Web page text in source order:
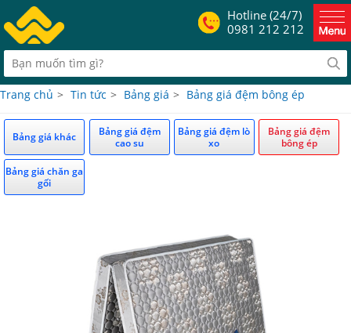
Hotline (24/7)
0981 212 212
Trang chủ > Tin tức > Bảng giá > Bảng giá đệm bông ép
Bảng giá khác
Bảng giá đệm
cao su
Bảng giá đệm lò
xo
Bảng giá đệm
bông ép
Bảng giá chăn ga
gối